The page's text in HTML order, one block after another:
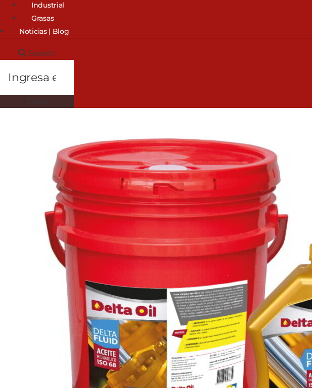
Industrial
Grasas
Noticias | Blog
Search